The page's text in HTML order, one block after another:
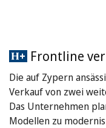
Frontline
Die auf Zypern
Verkauf von zwei
Das Unternehmen
Modellen zu